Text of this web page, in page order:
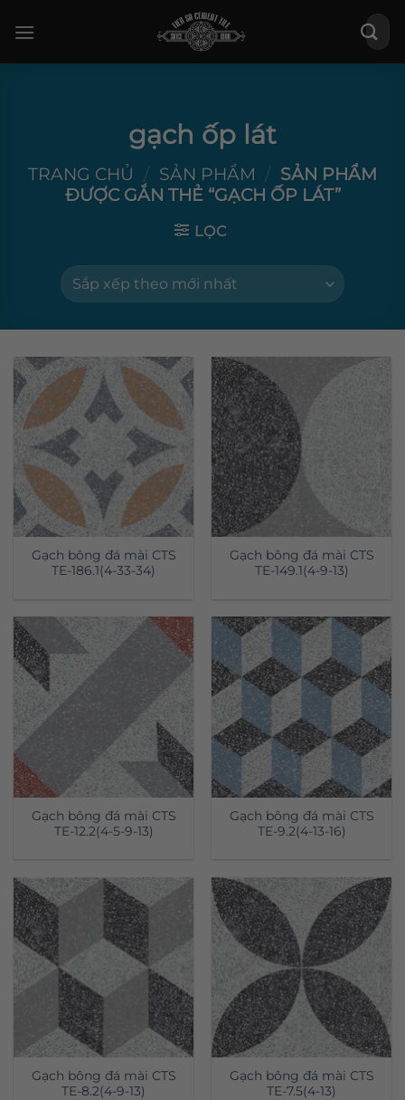
qua
Tìm
kiếm:
gạch ốp lát
TRANG CHỦ / SẢN PHẨM / SẢN PHẨM
ĐƯỢC GẮN THẺ “GẠCH ỐP LÁT”
LỌC
Gạch bông đá mài CTS
TE-186.1(4-33-34)
Gạch bông đá mài CTS
TE-149.1(4-9-13)
Gạch bông đá mài CTS
TE-12.2(4-5-9-13)
Gạch bông đá mài CTS
TE-9.2(4-13-16)
Gạch bông đá mài CTS
TE-8.2(4-9-13)
Gạch bông đá mài CTS
TE-7.5(4-13)